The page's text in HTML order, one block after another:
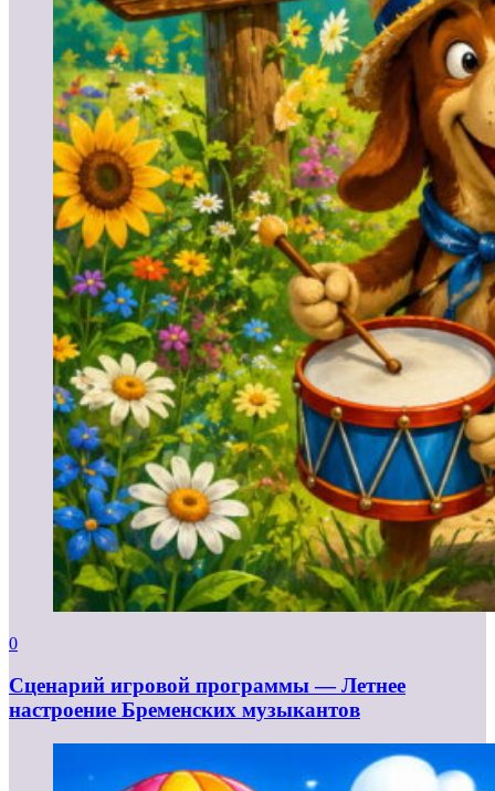
0
Сценарий игровой программы — Летнее
настроение Бременских музыкантов